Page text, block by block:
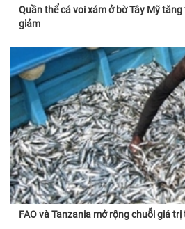
Quần thể cá voi xám ở bờ Tây Mỹ
giảm
FAO và Tanzania mở rộng chuỗi giá